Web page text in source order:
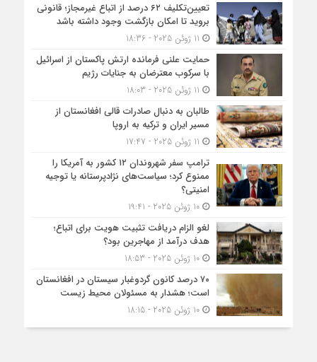
تعیین‌تکلیف ۶۲ درصد از اتباع غیرمجاز؛ قانونی
بروید تا امکان بازگشت وجود داشته باشد
حمایت علنی فرمانده ارتش پاکستان از اسرائیل
با سرکوب معترضان به جنایات رژیم
طالبان به دنبال صادرات قالی افغانستان از
مسیر ایران و ترکیه به اروپا
ترامپ سفر شهروندان ۱۲ کشور به آمریکا را
ممنوع کرد؛ سیاست‌های نژادپرستانه یا توجیه
امنیتی؟
10 ژوئن 2025 - 19:41
لغو الزام دریافت تثبیت هویت برای اتباع؛
هدف درآمد از مهاجرین بود؟
10 ژوئن 2025 - 18:53
۷۰ درصد کانون گردوغبار سیستان در افغانستان
است؛ هشدار به مسئولان محیط زیست
10 ژوئن 2025 - 18:15